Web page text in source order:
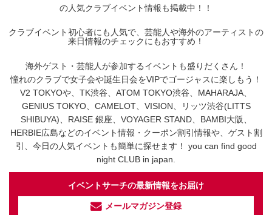
の人気クラブイベント情報も掲載中！！
クラブイベント初心者にも人気で、芸能人や海外のアーティストの
来日情報のチェックにもおすすめ！
海外ゲスト・芸能人が参加するイベントも盛りだくさん！
憧れのクラブで女子会や誕生日会をVIPでゴージャスに楽しもう！
V2 TOKYOや、TK渋谷、ATOM TOKYO渋谷、MAHARAJA、
GENIUS TOKYO、CAMELOT、VISION、リッツ渋谷(LITTS
SHIBUYA)、RAISE 銀座、VOYAGER STAND、BAMBI大阪、
HERBIE広島などのイベント情報・クーポン割引情報や、ゲスト割
引、今日の人気イベントも簡単に探せます！ you can find good
night CLUB in japan.
イベントサーチの最新情報をお届け
メールマガジン登録